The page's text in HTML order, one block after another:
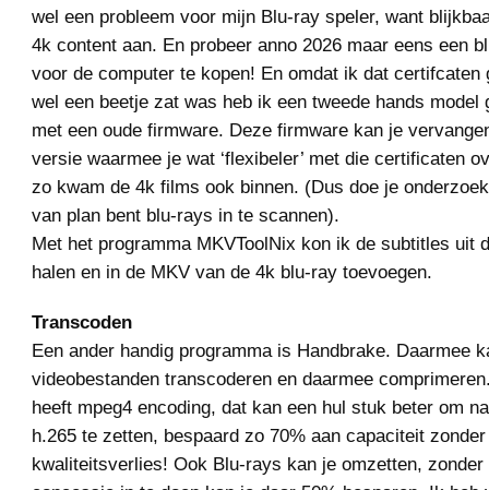
wel een probleem voor mijn Blu-ray speler, want
4k content aan. En probeer anno 2026 maar eens een
voor de computer te kopen! En omdat ik dat certifcaten
wel een beetje zat was heb ik een tweede hands model
met een oude firmware. Deze firmware kan je
versie waarmee je wat ‘flexibeler’ met die certificaten
zo kwam de 4k films ook binnen. (Dus doe je
van plan bent blu-rays in te scannen).
Met het programma MKVToolNix kon ik de subtitles uit
halen en in de MKV van de 4k blu-ray toevoegen.
Transcoden
Een ander handig programma is Handbrake. Daarmee
videobestanden transcoderen en daarmee
heeft mpeg4 encoding, dat kan een hul stuk beter om
h.265 te zetten, bespaard zo 70% aan capaciteit zonder
kwaliteitsverlies! Ook Blu-rays kan je omzetten, zonder